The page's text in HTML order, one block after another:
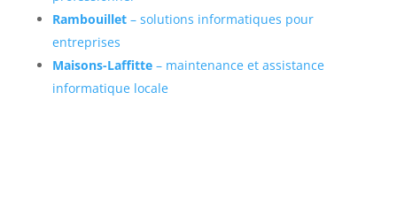
Rambouillet– solutions informatiques pour
entreprises
Maisons-Laffitte– maintenance et assistance
informatique locale